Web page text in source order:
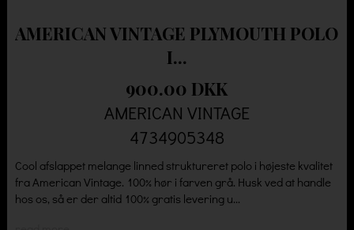
AMERICAN VINTAGE PLYMOUTH POLO
I...
900.00 DKK
AMERICAN VINTAGE
4734905348
Cool afslappet melange linned struktureret polo i højeste kvalitet
fra American Vintage. 100% hør i farven grå. Husk ved at handle
hos os, så er der altid 100% gratis levering u...